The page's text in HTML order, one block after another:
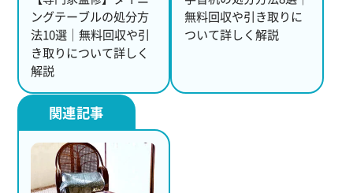
ングテーブルの処分方
法10選｜無料回収や引
き取りについて詳しく
解説
無料回収や引き取りに
ついて詳しく解説